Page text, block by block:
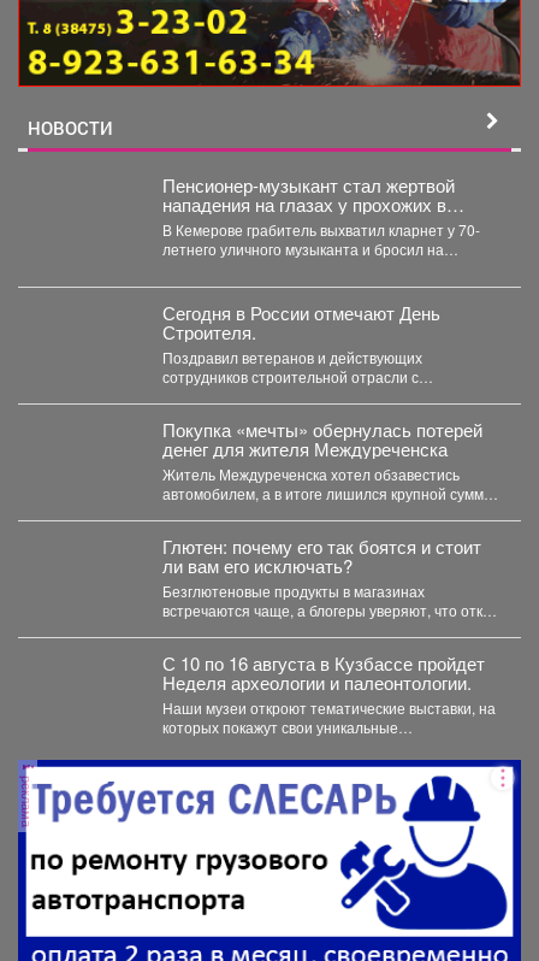
НОВОСТИ
Пенсионер-музыкант стал жертвой
нападения на глазах у прохожих в
Кемерове
В Кемерове грабитель выхватил кларнет у 70-
летнего уличного музыканта и бросил на
Сегодня в России отмечают День
Строителя.
Поздравил ветеранов и действующих
сотрудников строительной отрасли с
Покупка «мечты» обернулась потерей
денег для жителя Междуреченска
Житель Междуреченска хотел обзавестись
автомобилем, а в итоге лишился крупной суммы
Глютен: почему его так боятся и стоит
ли вам его исключать?
Безглютеновые продукты в магазинах
встречаются чаще, а блогеры уверяют, что отказ
С 10 по 16 августа в Кузбассе пройдет
Неделя археологии и палеонтологии.
Наши музеи откроют тематические выставки, на
которых покажут свои уникальные
выездные...
реклама